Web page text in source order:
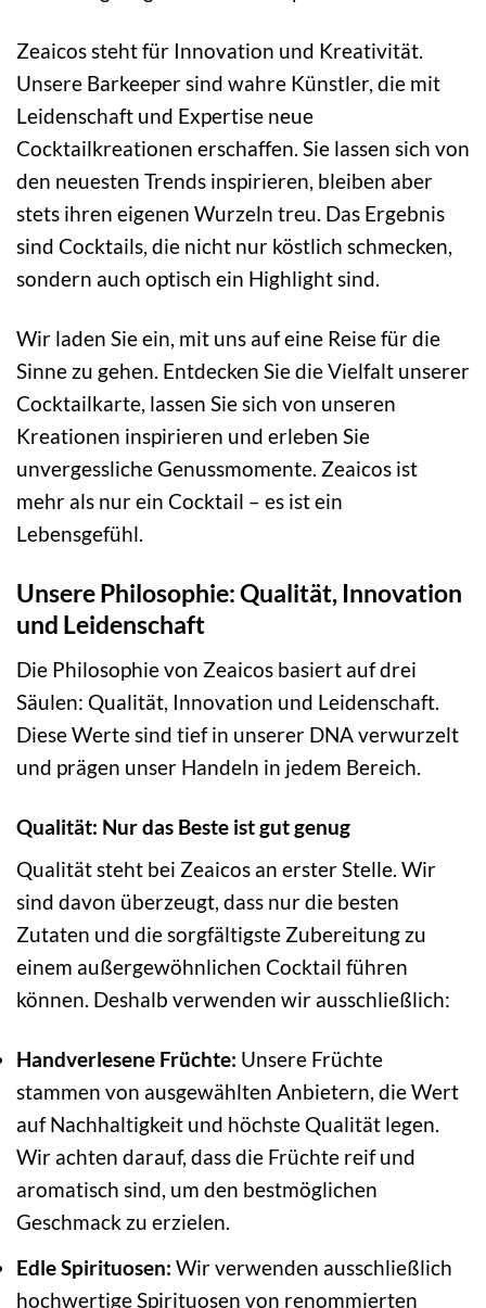
Zeaicos steht für Innovation und Kreativität.
Unsere Barkeeper sind wahre Künstler, die mit
Leidenschaft und Expertise neue
Cocktailkreationen erschaffen. Sie lassen sich von
den neuesten Trends inspirieren, bleiben aber
stets ihren eigenen Wurzeln treu. Das Ergebnis
sind Cocktails, die nicht nur köstlich schmecken,
sondern auch optisch ein Highlight sind.
Wir laden Sie ein, mit uns auf eine Reise für die
Sinne zu gehen. Entdecken Sie die Vielfalt unserer
Cocktailkarte, lassen Sie sich von unseren
Kreationen inspirieren und erleben Sie
unvergessliche Genussmomente. Zeaicos ist
mehr als nur ein Cocktail – es ist ein
Lebensgefühl.
Unsere Philosophie: Qualität, Innovation
und Leidenschaft
Die Philosophie von Zeaicos basiert auf drei
Säulen: Qualität, Innovation und Leidenschaft.
Diese Werte sind tief in unserer DNA verwurzelt
und prägen unser Handeln in jedem Bereich.
Qualität: Nur das Beste ist gut genug
Qualität steht bei Zeaicos an erster Stelle. Wir
sind davon überzeugt, dass nur die besten
Zutaten und die sorgfältigste Zubereitung zu
einem außergewöhnlichen Cocktail führen
können. Deshalb verwenden wir ausschließlich:
Handverlesene Früchte: Unsere Früchte
stammen von ausgewählten Anbietern, die Wert
auf Nachhaltigkeit und höchste Qualität legen.
Wir achten darauf, dass die Früchte reif und
aromatisch sind, um den bestmöglichen
Geschmack zu erzielen.
Edle Spirituosen: Wir verwenden ausschließlich
hochwertige Spirituosen von renommierten